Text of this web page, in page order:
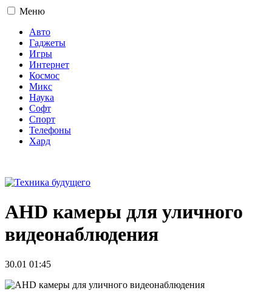
Меню
Авто
Гаджеты
Игры
Интернет
Космос
Микс
Наука
Софт
Спорт
Телефоны
Хард
AHD камеры для уличного
видеонаблюдения
30.01 01:45